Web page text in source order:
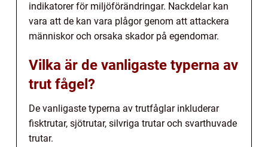
indikatorer för miljöförändringar. Nackdelar kan
vara att de kan vara plågor genom att attackera
människor och orsaka skador på egendomar.
Vilka är de vanligaste typerna av
trut fågel?
De vanligaste typerna av trutfåglar inkluderar
fisktrutar, sjötrutar, silvriga trutar och svarthuvade
trutar.